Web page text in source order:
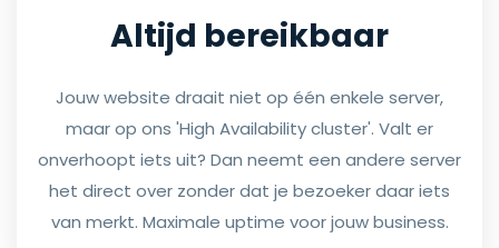
Altijd bereikbaar
Jouw website draait niet op één enkele server,
maar op ons 'High Availability cluster'. Valt er
onverhoopt iets uit? Dan neemt een andere server
het direct over zonder dat je bezoeker daar iets
van merkt. Maximale uptime voor jouw business.